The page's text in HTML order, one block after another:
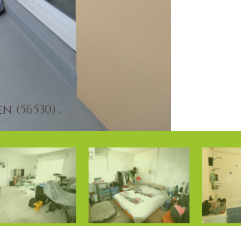
(56530)